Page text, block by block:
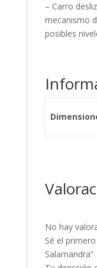
– Carro
mecanismo
posibles
No hay
Sé el
Salamandra”